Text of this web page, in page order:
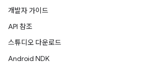
개발자 가이드
API 참조
스튜디오 다운로드
Android NDK